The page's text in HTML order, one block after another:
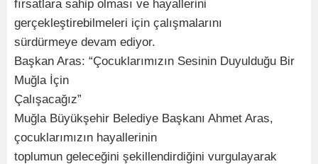
fırsatlara sahip olması ve hayallerini
gerçekleştirebilmeleri için çalışmalarını
sürdürmeye devam ediyor.
Başkan Aras: “Çocuklarımızın Sesinin Duyulduğu Bir
Muğla İçin
Çalışacağız”
Muğla Büyükşehir Belediye Başkanı Ahmet Aras,
çocuklarımızın hayallerinin
toplumun geleceğini şekillendirdiğini vurgulayarak